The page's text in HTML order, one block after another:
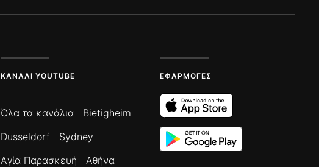
ΚΑΝΆΛΙ YOUTUBE
Όλα τα κανάλια
Bietigheim
Dusseldorf
Sydney
Αγία Παρασκευή
Αθήνα
ΕΦΑΡΜΟΓΈΣ